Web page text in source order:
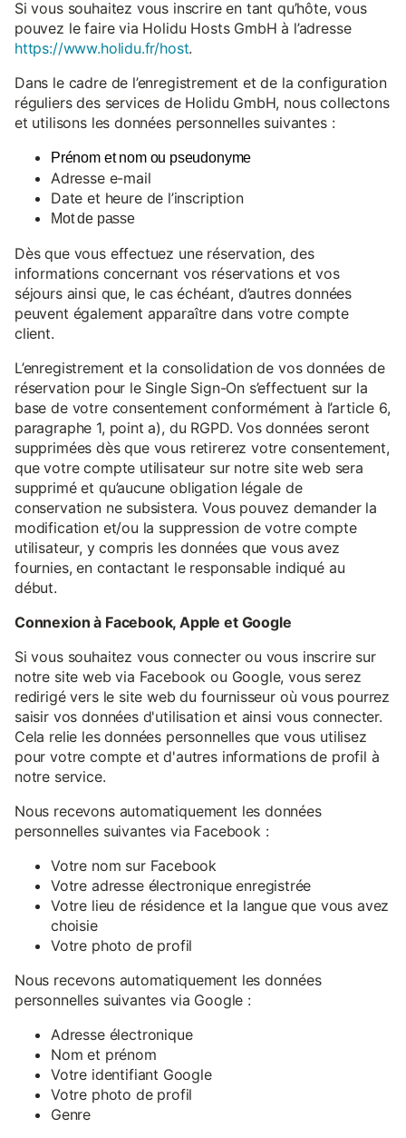
Si vous souhaitez vous inscrire en tant qu’hôte, vous
pouvez le faire via Holidu Hosts GmbH à l’adresse
https://www.holidu.fr/host.
Dans le cadre de l’enregistrement et de la configuration
réguliers des services de Holidu GmbH, nous collectons
et utilisons les données personnelles suivantes :
Prénom et nom ou pseudonyme
Adresse e-mail
Date et heure de l’inscription
Mot de passe
Dès que vous effectuez une réservation, des
informations concernant vos réservations et vos
séjours ainsi que, le cas échéant, d’autres données
peuvent également apparaître dans votre compte
client.
L’enregistrement et la consolidation de vos données de
réservation pour le Single Sign-On s’effectuent sur la
base de votre consentement conformément à l’article 6,
paragraphe 1, point a), du RGPD. Vos données seront
supprimées dès que vous retirerez votre consentement,
que votre compte utilisateur sur notre site web sera
supprimé et qu’aucune obligation légale de
conservation ne subsistera. Vous pouvez demander la
modification et/ou la suppression de votre compte
utilisateur, y compris les données que vous avez
fournies, en contactant le responsable indiqué au
début.
Connexion à Facebook, Apple et Google
Si vous souhaitez vous connecter ou vous inscrire sur
notre site web via Facebook ou Google, vous serez
redirigé vers le site web du fournisseur où vous pourrez
saisir vos données d'utilisation et ainsi vous connecter.
Cela relie les données personnelles que vous utilisez
pour votre compte et d'autres informations de profil à
notre service.
Nous recevons automatiquement les données
personnelles suivantes via Facebook :
Votre nom sur Facebook
Votre adresse électronique enregistrée
Votre lieu de résidence et la langue que vous avez
choisie
Votre photo de profil
Nous recevons automatiquement les données
personnelles suivantes via Google :
Adresse électronique
Nom et prénom
Votre identifiant Google
Votre photo de profil
Genre